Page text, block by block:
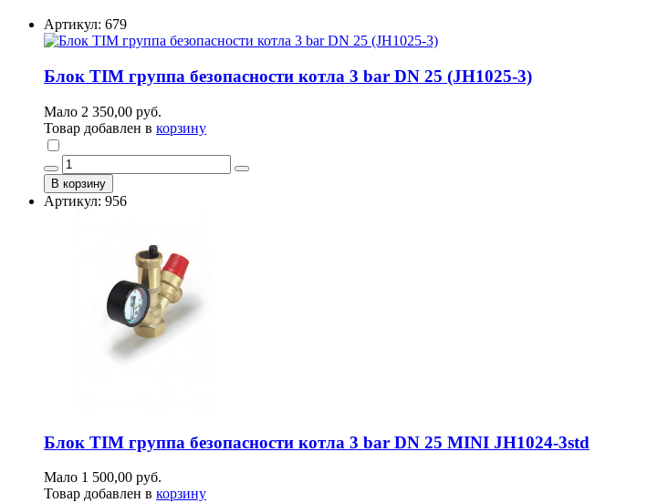
Артикул: 679
Блок TIM группа безопасности котла 3 bar DN 25 (JH1025-3)
Мало 2 350,00 руб.
Товар добавлен в корзину
В корзину
Артикул: 956
Блок TIM группа безопасности котла 3 bar DN 25 MINI JH1024-3std
Мало 1 500,00 руб.
Товар добавлен в корзину